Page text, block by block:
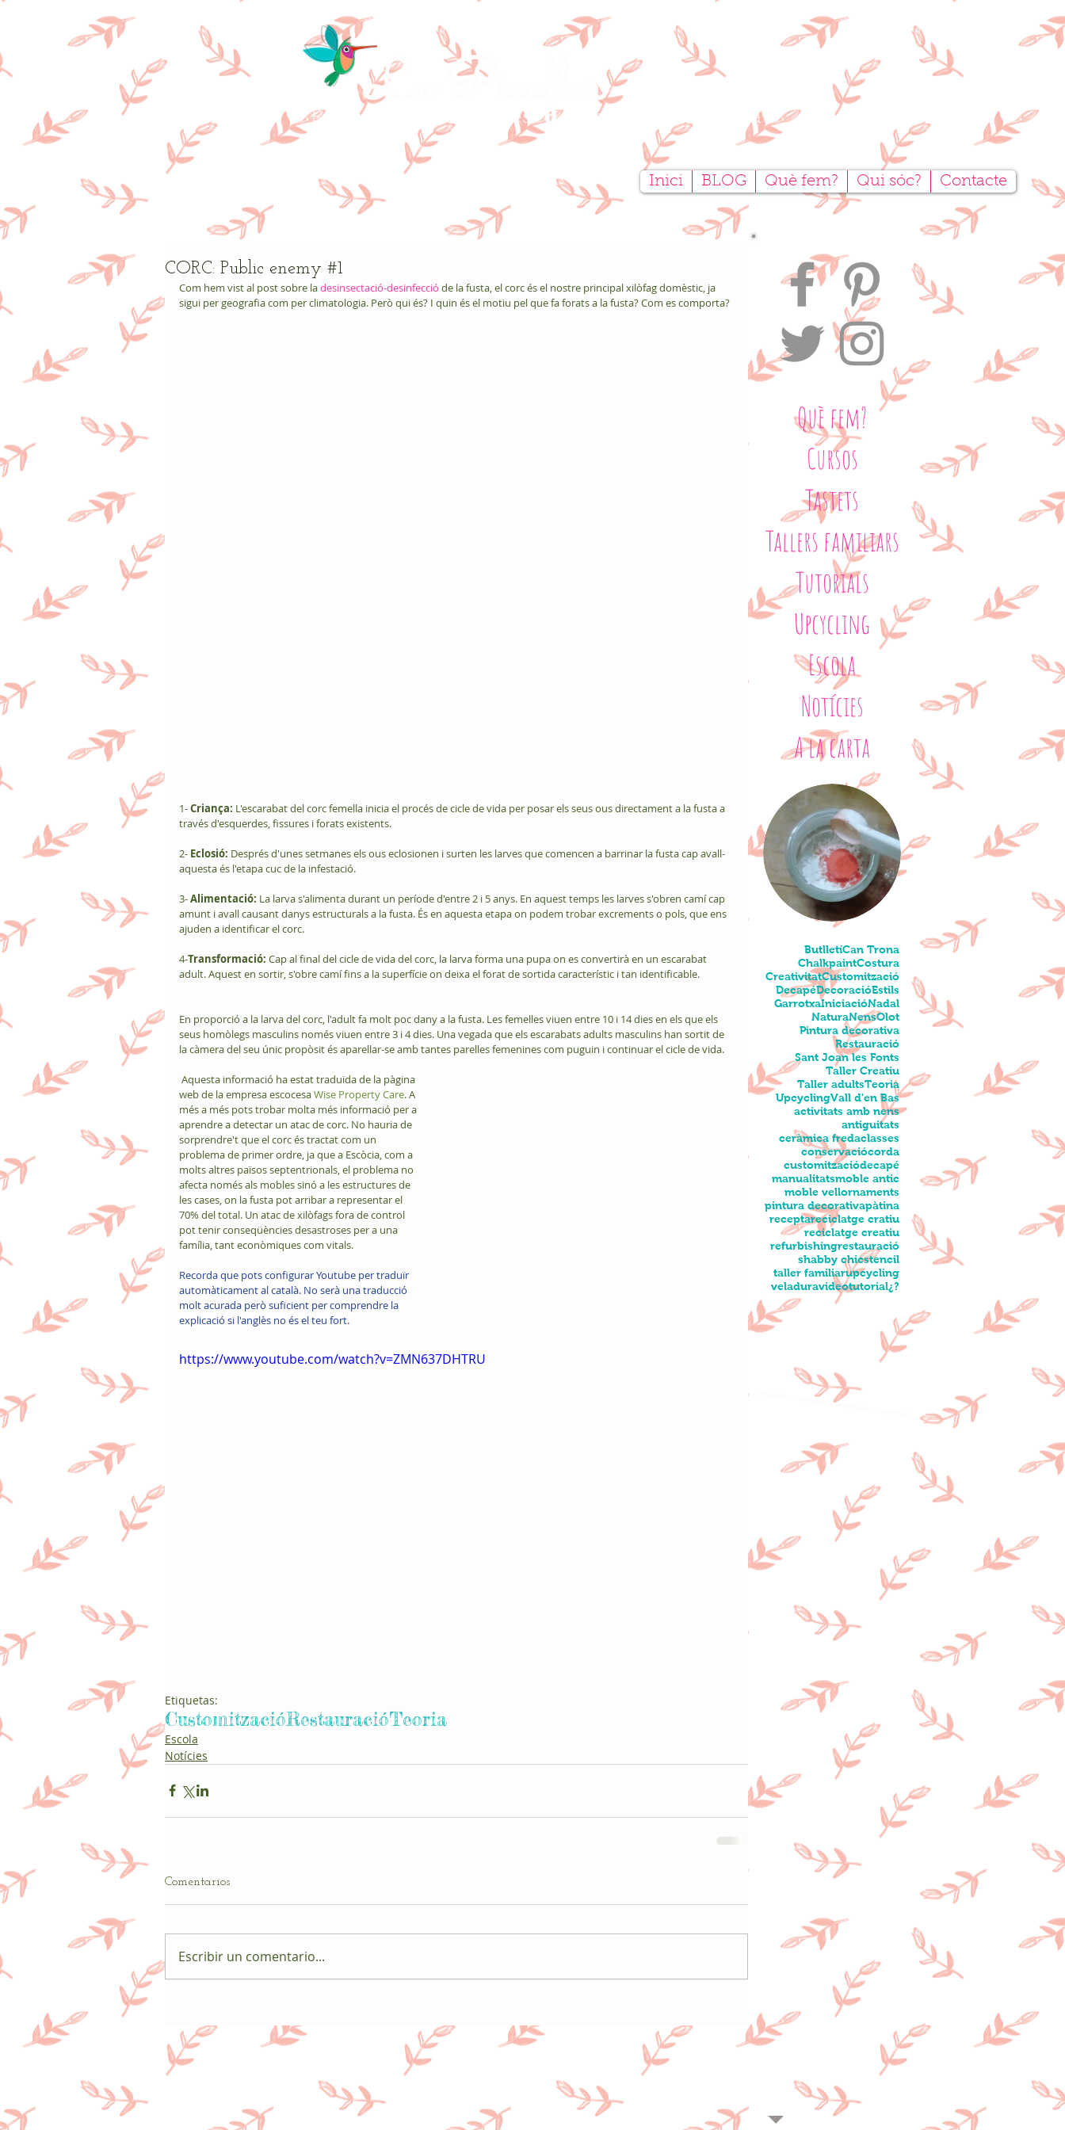
La Picaflor
Restauració de Mobles Creativitat artesanal
Inici BLOG Què fem? Qui sóc? Contacte
CORC: Public enemy #1
Com hem vist al post sobre la desinsectació-desinfecció de la fusta, el corc és el nostre principal xilòfag domèstic, ja
sigui per geografia com per climatologia. Però qui és? I quin és el motiu pel que fa forats a la fusta? Com es comporta?
1- Criança: L'escarabat del corc femella inicia el procés de cicle de vida per posar els seus ous directament a la fusta a
través d'esquerdes, fissures i forats existents.
2- Eclosió: Després d'unes setmanes els ous eclosionen i surten les larves que comencen a barrinar la fusta cap avall-
aquesta és l'etapa cuc de la infestació.
3- Alimentació: La larva s'alimenta durant un període d'entre 2 i 5 anys. En aquest temps les larves s'obren camí cap
amunt i avall causant danys estructurals a la fusta. És en aquesta etapa on podem trobar excrements o pols, que ens
ajuden a identificar el corc.
4-Transformació: Cap al final del cicle de vida del corc, la larva forma una pupa on es convertirà en un escarabat
adult. Aquest en sortir, s'obre camí fins a la superfície on deixa el forat de sortida característic i tan identificable.
En proporció a la larva del corc, l'adult fa molt poc dany a la fusta. Les femelles viuen entre 10 i 14 dies en els que els
seus homòlegs masculins només viuen entre 3 i 4 dies. Una vegada que els escarabats adults masculins han sortit de
la càmera del seu únic propòsit és aparellar-se amb tantes parelles femenines com puguin i continuar el cicle de vida.
web de la empresa escocesa Wise Property Care. A
més a més pots trobar molta més informació per a
aprendre a detectar un atac de corc. No hauria de
sorprendre't que el corc és tractat com un
problema de primer ordre, ja que a Escòcia, com a
molts altres països septentrionals, el problema no
afecta només als mobles sinó a les estructures de
les cases, on la fusta pot arribar a representar el
70% del total. Un atac de xilòfags fora de control
pot tenir conseqüències desastroses per a una
família, tant econòmiques com vitals.
Recorda que pots configurar Youtube per traduïr
automàticament al català. No serà una traducció
molt acurada però suficient per comprendre la
explicació si l'anglès no és el teu fort.
https://www.youtube.com/watch?v=ZMN637DHTRU
Etiquetas:
CustomitzacióRestauracióTeoria
Escola
Notícies
Comentarios
Escribir un comentario...
Què fem?
Cursos
Tastets
Tallers familiars
Tutorials
Upcycling
Escola
Notícies
A la carta
ButlletíCan Trona
ChalkpaintCostura
CreativitatCustomització
DecapéDecoracióEstils
GarrotxaIniciacióNadal
NaturaNensOlot
Pintura decorativa
Restauració
Sant Joan les Fonts
Taller Creatiu
Taller adultsTeoria
UpcyclingVall d'en Bas
activitats amb nens
antiguitats
ceràmica fredaclasses
conservaciócorda
customitzaciódecapé
manualitatsmoble antic
moble vellornaments
pintura decorativapàtina
receptareciclatge cratiu
reciclatge creatiu
refurbishingrestauració
shabby chicstencil
taller familiarupcycling
veladuravideotutorial¿?